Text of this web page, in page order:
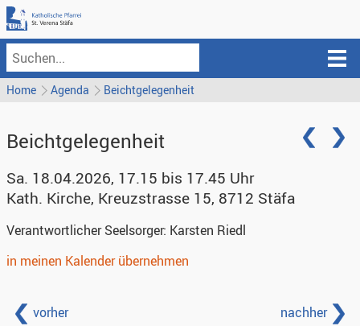
Home Agenda Beichtgelegenheit
Beichtgelegenheit
Sa. 18.04.2026, 17.15 bis 17.45 Uhr
Kath. Kirche, Kreuzstrasse 15, 8712 Stäfa
Verantwortlicher Seelsorger: Karsten Riedl
in meinen Kalender übernehmen
vorher nachher